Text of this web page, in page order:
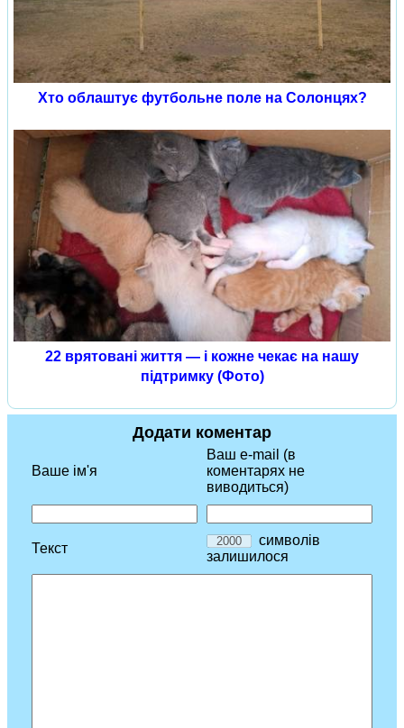
Хто облаштує футбольне поле на Солонцях?
22 врятовані життя — і кожне чекає на нашу
підтримку (Фото)
Додати коментар
Ваше ім'я
Ваш e-mail (в
коментарях не
виводиться)
Текст
символів
залишилося